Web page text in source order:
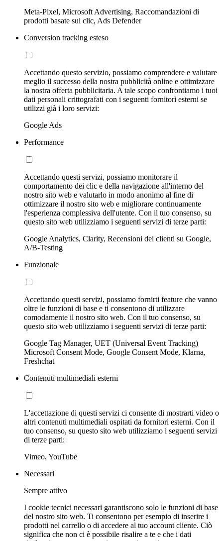
Meta-Pixel, Microsoft Advertising, Raccomandazioni di
prodotti basate sui clic, Ads Defender
Conversion tracking esteso
Accettando questo servizio, possiamo comprendere e valutare
meglio il successo della nostra pubblicità online e ottimizzare
la nostra offerta pubblicitaria. A tale scopo confrontiamo i tuoi
dati personali crittografati con i seguenti fornitori esterni se
utilizzi già i loro servizi:
Google Ads
Performance
Accettando questi servizi, possiamo monitorare il
comportamento dei clic e della navigazione all'interno del
nostro sito web e valutarlo in modo anonimo al fine di
ottimizzare il nostro sito web e migliorare continuamente
l'esperienza complessiva dell'utente. Con il tuo consenso, su
questo sito web utilizziamo i seguenti servizi di terze parti:
Google Analytics, Clarity, Recensioni dei clienti su Google,
A/B-Testing
Funzionale
Accettando questi servizi, possiamo fornirti feature che vanno
oltre le funzioni di base e ti consentono di utilizzare
comodamente il nostro sito web. Con il tuo consenso, su
questo sito web utilizziamo i seguenti servizi di terze parti:
Google Tag Manager, UET (Universal Event Tracking)
Microsoft Consent Mode, Google Consent Mode, Klarna,
Freshchat
Contenuti multimediali esterni
L'accettazione di questi servizi ci consente di mostrarti video o
altri contenuti multimediali ospitati da fornitori esterni. Con il
tuo consenso, su questo sito web utilizziamo i seguenti servizi
di terze parti:
Vimeo, YouTube
Necessari
Sempre attivo
I cookie tecnici necessari garantiscono solo le funzioni di base
del nostro sito web. Ti consentono per esempio di inserire i
prodotti nel carrello o di accedere al tuo account cliente. Ciò
significa che non ci è possibile risalire a te e che i dati